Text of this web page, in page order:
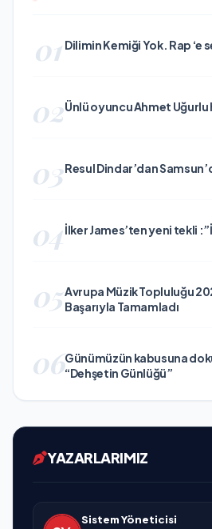
01 Dilimin Kemiği Yok. Rap ‘e
02Ünlü oyuncu Ahmet
03Resul Dindar’dan
04İlker James’ten yeni tekli
05Avrupa Müzik Topluluğu
Başarıyla Tamamladı
06Günümüzün kabusuna
“Dehşetin Günlüğü”
YAZARLARIMIZ
Sistem Yöneticisi